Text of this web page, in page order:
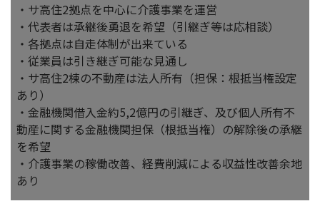
・サ高住2拠点を中心に介護事業を運営
・代表者は承継後勇退を希望（引継ぎ等は応相談）
・各拠点は自走体制が出来ている
・従業員は引き継ぎ可能な見通し
・サ高住2棟の不動産は法人所有（担保：根抵当権設定
あり）
・金融機関借入金約5,2億円の引継ぎ、及び個人所有不
動産に関する金融機関担保（根抵当権）の解除後の承継
を希望
・介護事業の稼働改善、経費削減による収益性改善余地
あり